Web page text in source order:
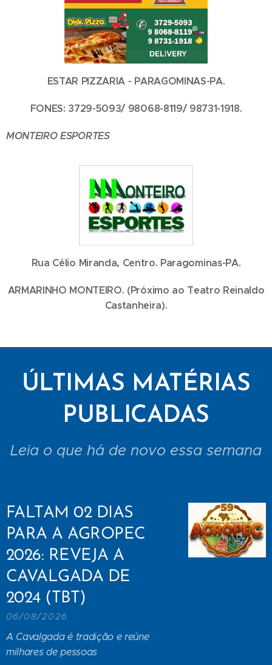
ESTAR PIZZARIA - PARAGOMINAS-PA.
FONES: 3729-5093/ 98068-8119/ 98731-1918.
MONTEIRO ESPORTES
Rua Célio Miranda, Centro. Paragominas-PA.
ARMARINHO MONTEIRO. (Próximo ao Teatro Reinaldo
Castanheira).
ÚLTIMAS MATÉRIAS
PUBLICADAS
Leia o que há de novo essa semana
FALTAM 02 DIAS
PARA A AGROPEC
2026: REVEJA A
CAVALGADA DE
2024 (TBT)
06/08/2026
A Cavalgada é tradição e reúne
milhares de pessoas